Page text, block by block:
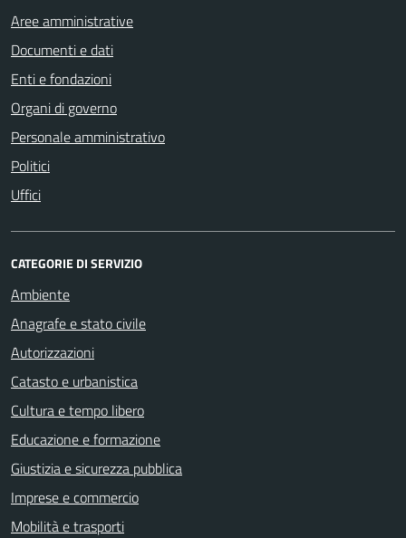
Aree amministrative
Documenti e dati
Enti e fondazioni
Organi di governo
Personale amministrativo
Politici
Uffici
CATEGORIE DI SERVIZIO
Ambiente
Anagrafe e stato civile
Autorizzazioni
Catasto e urbanistica
Cultura e tempo libero
Educazione e formazione
Giustizia e sicurezza pubblica
Imprese e commercio
Mobilità e trasporti